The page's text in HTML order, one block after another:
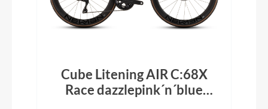
Cube Litening AIR C:68X
Race dazzlepink´n´blue